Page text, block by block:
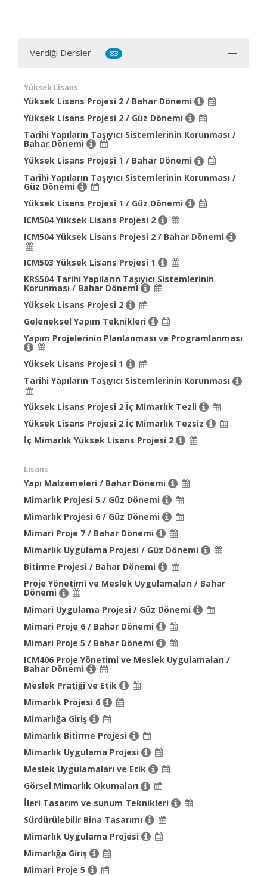
Verdiği Dersler 83
Yüksek Lisans
Yüksek Lisans Projesi 2 / Bahar Dönemi
Yüksek Lisans Projesi 2 / Güz Dönemi
Tarihi Yapıların Taşıyıcı Sistemlerinin Korunması /
Bahar Dönemi
Yüksek Lisans Projesi 1 / Bahar Dönemi
Tarihi Yapıların Taşıyıcı Sistemlerinin Korunması /
Güz Dönemi
Yüksek Lisans Projesi 1 / Güz Dönemi
ICM504 Yüksek Lisans Projesi 2
ICM504 Yüksek Lisans Projesi 2 / Bahar Dönemi
ICM503 Yüksek Lisans Projesi 1
KRS504 Tarihi Yapıların Taşıyıcı Sistemlerinin
Korunması / Bahar Dönemi
Yüksek Lisans Projesi 2
Geleneksel Yapım Teknikleri
Yapım Projelerinin Planlanması ve Programlanması
Yüksek Lisans Projesi 1
Tarihi Yapıların Taşıyıcı Sistemlerinin Korunması
Yüksek Lisans Projesi 2 İç Mimarlık Tezli
Yüksek Lisans Projesi 2 İç Mimarlık Tezsiz
İç Mimarlık Yüksek Lisans Projesi 2
Lisans
Yapı Malzemeleri / Bahar Dönemi
Mimarlık Projesi 5 / Güz Dönemi
Mimarlık Projesi 6 / Güz Dönemi
Mimari Proje 7 / Bahar Dönemi
Mimarlık Uygulama Projesi / Güz Dönemi
Bitirme Projesi / Bahar Dönemi
Proje Yönetimi ve Meslek Uygulamaları / Bahar
Dönemi
Mimari Uygulama Projesi / Güz Dönemi
Mimari Proje 6 / Bahar Dönemi
Mimari Proje 5 / Bahar Dönemi
ICM406 Proje Yönetimi ve Meslek Uygulamaları /
Bahar Dönemi
Meslek Pratiği ve Etik
Mimarlık Projesi 6
Mimarlığa Giriş
Mimarlık Bitirme Projesi
Mimarlık Uygulama Projesi
Meslek Uygulamaları ve Etik
Görsel Mimarlık Okumaları
İleri Tasarım ve sunum Teknikleri
Sürdürülebilir Bina Tasarımı
Mimarlık Uygulama Projesi
Mimarlığa Giriş
Mimari Proje 5